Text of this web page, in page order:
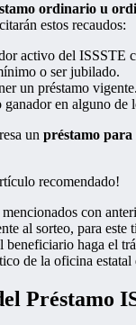
ordinario u
estos recaudos:
activo del ISSSTE
o ser jubilado.
un préstamo vigente.
en alguno de
un préstamo
recomendado!
con
al sorteo, para este
beneficiario haga el
de la oficina estatal
Préstamo